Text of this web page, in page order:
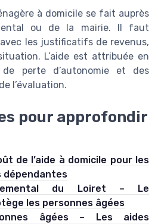
à domicile se fait auprès
ou de la mairie. Il faut
les justificatifs de revenus,
L’aide est attribuée en
perte d’autonomie et des
l’évaluation.
pour approfondir
de l’aide à domicile pour les
dépendantes
du Loiret – Le
les personnes âgées
âgées – Les aides